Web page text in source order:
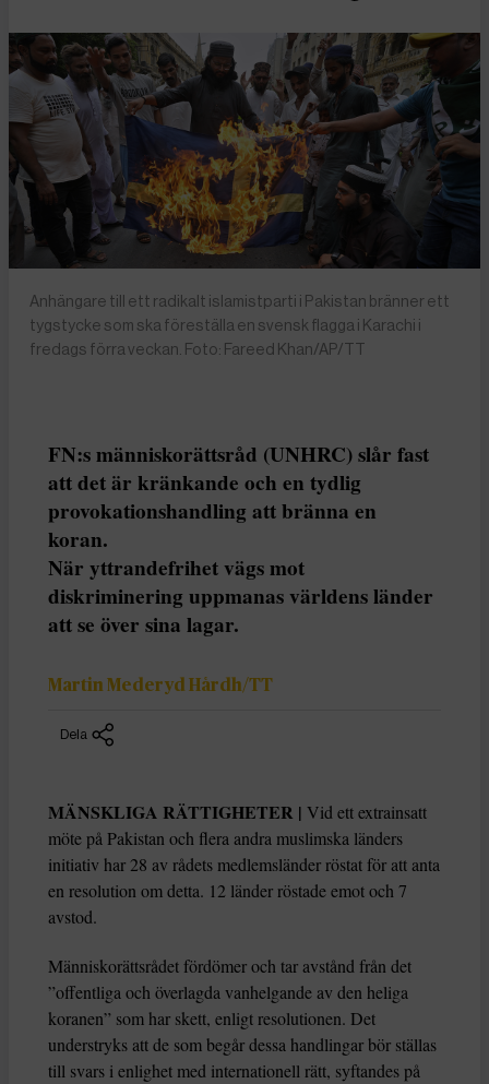
Anhängare till ett radikalt islamistparti i Pakistan bränner ett
tygstycke som ska föreställa en svensk flagga i Karachi i
fredags förra veckan. Foto: Fareed Khan/AP/TT
FN:s människorättsråd (UNHRC) slår fast
att det är kränkande och en tydlig
provokationshandling att bränna en
koran.
När yttrandefrihet vägs mot
diskriminering uppmanas världens länder
att se över sina lagar.
Martin Mederyd Hårdh/TT
Dela
MÄNSKLIGA RÄTTIGHETER | Vid ett extrainsatt
möte på Pakistan och flera andra muslimska länders
initiativ har 28 av rådets medlemsländer röstat för att anta
en resolution om detta. 12 länder röstade emot och 7
avstod.
Människorättsrådet fördömer och tar avstånd från det
”offentliga och överlagda vanhelgande av den heliga
koranen” som har skett, enligt resolutionen. Det
understryks att de som begår dessa handlingar bör ställas
till svars i enlighet med internationell rätt, syftandes på